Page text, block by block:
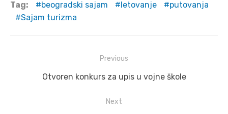
Tag: beogradski sajam letovanje
putovanja
Sajam turizma
navigation
Previous
Previous
Otvoren konkurs za upis u vojne škole
Next